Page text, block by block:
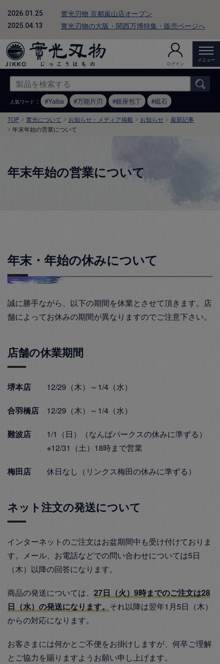
2026.01.25 實光刃物 京都嵐山店オープン
2025.04.13 實光刃物の大阪・関西万博特集・販売ページへ
ログイン
メニュー
人気ワード ： Yaiba 万能片刃 銀座包丁 砥石
TOP 實光について お知らせ・メディア掲載 お知らせ
最新記事
年末年始の営業について
年末年始の営業について
年末・年始の休みについて
誠に勝手ながら、以下の期間を休業とさせて頂きます。店
舗によってお休みの期間が異なりますのでご注意下さい。
店舗の休業期間
堺本店 12/29（木）～1/4（水）
合羽橋店 12/29（木）～1/4（水）
難波店
1/1（日）（なんばパークスの休みに準ずる）
※12/31（土）18時まで営業
梅田店 休日なし（リンクス梅田の休みに準ずる）
ネット注文の発送について
インターネットのご注文はお盆期間中も受け付けておりま
す。メール、お電話などでの問い合わせについては5日
（木）以降の回答になります。
商品の発送については、 27日（火）9時までのご注文は28
日（水）の発送になります。 それ以降は翌年1月5日（木）
からの対応になります。
お客さまには何かとご不便をお掛けしますが、何卒ご理解
とご協力を賜りますようお願い申し上げます。